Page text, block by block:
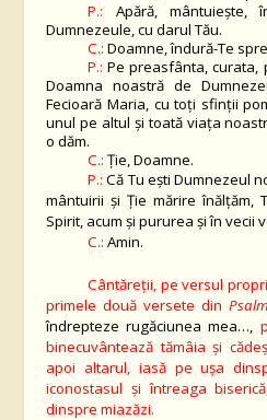
P.: Apără, mântuieşte,
Dumnezeule, cu darul Tău.
C.: Doamne, îndură-Te
P.: Pe preasfânta, curata,
Doamna noastră de
Fecioară Maria, cu toţi sfinţii
unul pe altul şi toată viaţa
o dăm.
C.: Ţie, Doamne.
P.: Că Tu eşti Dumnezeul
mântuirii şi Ţie mărire înălţăm,
Spirit, acum şi pururea şi în vecii
C.: Amin.
Cântăreții, pe versul
primele două versete din
îndrepteze rugăciunea mea…,
binecuvântează tămâia și
apoi altarul, iasă pe ușa
iconostasul și întreaga
dinspre miazăzi.